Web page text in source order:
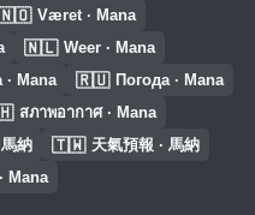
Været · Mana
🇳🇱 Weer · Mana
· Mana 🇷🇺 Погода · Mana
สภาพอากาศ · Mana
納 🇹🇼 天氣預報 · 馬納
Mana